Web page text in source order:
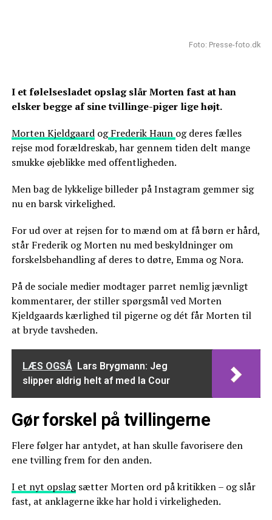
Foto: Presse-foto.dk
I et følelsesladet opslag slår Morten fast at han
elsker begge af sine tvillinge-piger lige højt.
Morten KjeldgaardogFrederik Haun og deres fælles
rejse mod forældreskab, har gennem tiden delt mange
smukke øjeblikke med offentligheden.
Men bag de lykkelige billeder på Instagram gemmer sig
nu en barsk virkelighed.
For ud over at rejsen for to mænd om at få børn er hård,
står Frederik og Morten nu med beskyldninger om
forskelsbehandling af deres to døtre, Emma og Nora.
På de sociale medier modtager parret nemlig jævnligt
kommentarer, der stiller spørgsmål ved Morten
Kjeldgaards kærlighed til pigerne og dét får Morten til
at bryde tavsheden.
LÆS OGSÅ Lars Brygmann: Jeg
slipper aldrig helt af med la Cour
Gør forskel på tvillingerne
Flere følger har antydet, at han skulle favorisere den
ene tvilling frem for den anden.
I et nyt opslagsætter Morten ord på kritikken – og slår
fast, at anklagerne ikke har hold i virkeligheden.